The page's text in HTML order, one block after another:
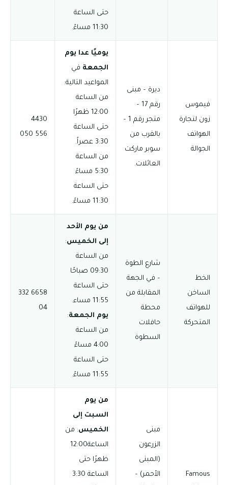
حتى الساعة
11:30 مساءً.
فيموس
زون لتجارة
الهواتف
الجوالة
ديرة – مبنى
رقم 17 –
متجر رقم 1 –
بالقرب من
سوبر ماركت
العائلات.
يوميًا عدا يوم
الجمعة في
المواعيد التالية:
من الساعة
12:00 ظهرًا
حتى الساعة
3:30 عصراً.
من الساعة
5:30 مساءً
حتى الساعة
11:30 مساءً.
4430
556 050
الخط
الساخن
للهواتف
المتحركة
شارع الطوة
– في الجهة
المقابلة من
محطة
حافلات
السطوة
من يوم الأحد
إلى الخميس:
من الساعة
09:30 صباحًا
حتى الساعة
11:55 مساء.
يوم الجمعة:
من الساعة
4:00 مساءً
حتى الساعة
11:55 مساءً.
6658 332
04
Famous
مبنى
الزرعون
(المبنى
الأحمر) –
من يوم
السبت إلى
الخميس: من
الساعة12:00
ظهرًا حتى
الساعة 3:30